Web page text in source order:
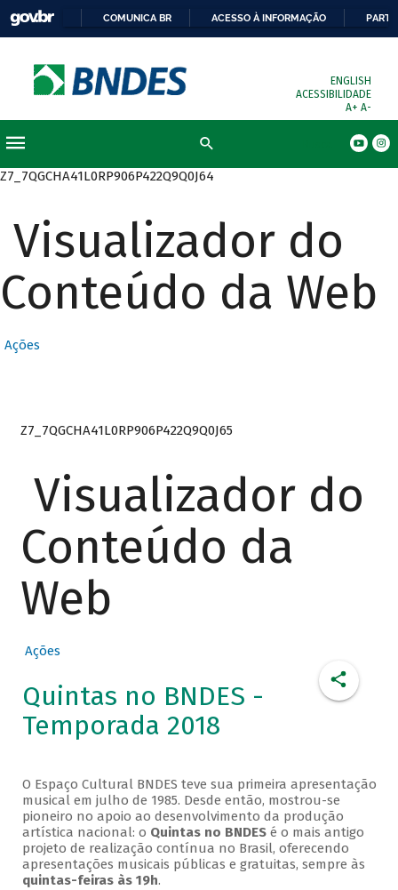
COMUNICA BR ACESSO À INFORMAÇÃO
ENGLISH
ACESSIBILIDADE
A+ A-
Z7_7QGCHA41L0RP906P422Q9Q0J64
Visualizador do
Conteúdo da Web
Ações
Z7_7QGCHA41L0RP906P422Q9Q0J65
Visualizador do
Conteúdo da
Web
Ações
Quintas no BNDES -
Temporada 2018
O Espaço Cultural BNDES teve sua primeira apresentação
musical em julho de 1985. Desde então, mostrou-se
pioneiro no apoio ao desenvolvimento da produção
artística nacional: o Quintas no BNDESé o mais antigo
projeto de realização contínua no Brasil, oferecendo
apresentações musicais públicas e gratuitas, sempre às
quintas-feiras às 19h.